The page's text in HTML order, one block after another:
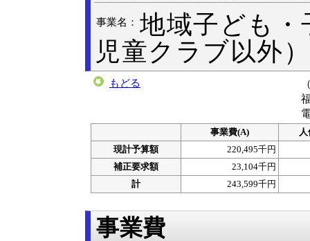
事業名： 地域子ども・
児童クラブ以外）
もどる
事業費(A)
現計予算額
220,495千円
補正要求額
23,104千円
計
243,599千円
事業費